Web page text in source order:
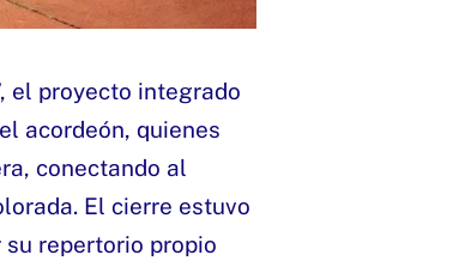
el proyecto integrado
acordeón, quienes
conectando al
El cierre estuvo
su repertorio propio